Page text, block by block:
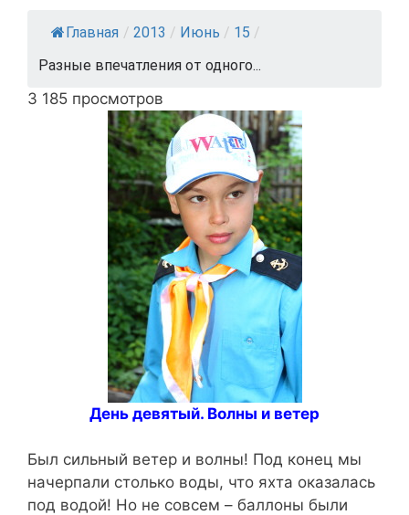
Главная / 2013 / Июнь / 15 /
Разные впечатления от одного...
3 185 просмотров
День девятый. Волны и ветер
Был сильный ветер и волны! Под конец мы
начерпали столько воды, что яхта оказалась
под водой! Но не совсем – баллоны были